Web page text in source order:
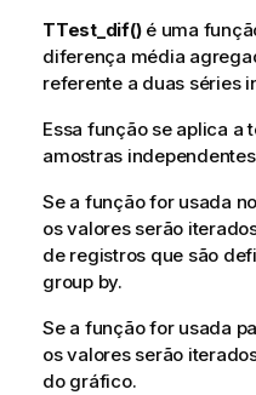
TTest_dif()é uma
diferença média
referente a duas séries
Essa função se aplica a
amostras
Se a função for usada
os valores serão
de registros que são
group by.
Se a função for usada
os valores serão
do gráfico.